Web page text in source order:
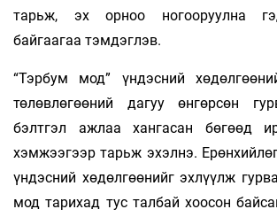
тарьж, эх орноо ногооруулна
байгаагаа тэмдэглэв.
“Тэрбум мод” үндэсний
төлөвлөгөөний дагуу өнгөрсөн
бэлтгэл ажлаа хангасан бөгөөд
хэмжээгээр тарьж эхэлнэ.
үндэсний хөдөлгөөнийг эхлүүлж
мод тарихад тус талбай хоосон